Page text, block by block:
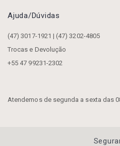
Ajuda/dúvidas
(47) 3017-1921 | (47) 3202-4805
Trocas e Devolução
+55 47 99231-2302
Atendemos de segunda a sexta das